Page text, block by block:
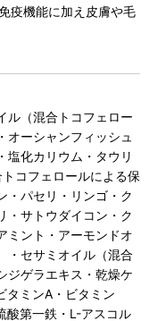
疫機能に加え皮膚や毛
ル（混合トコフェロー
オーシャンフィッシュ
塩化カリウム・タウリ
コフェロールによる保
・パセリ・リンゴ・ク
・サトウダイコン・ク
ミント・アーモンドオ
・セサミオイル（混合
ジゲラエキス・乾燥ケ
タミンA・ビタミン
酸第一鉄・L-アスコル